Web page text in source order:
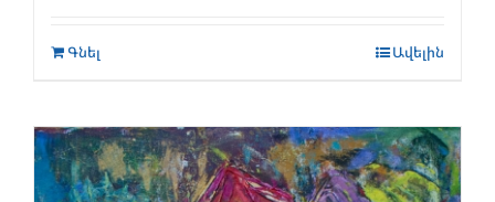
Գնել Ավելին